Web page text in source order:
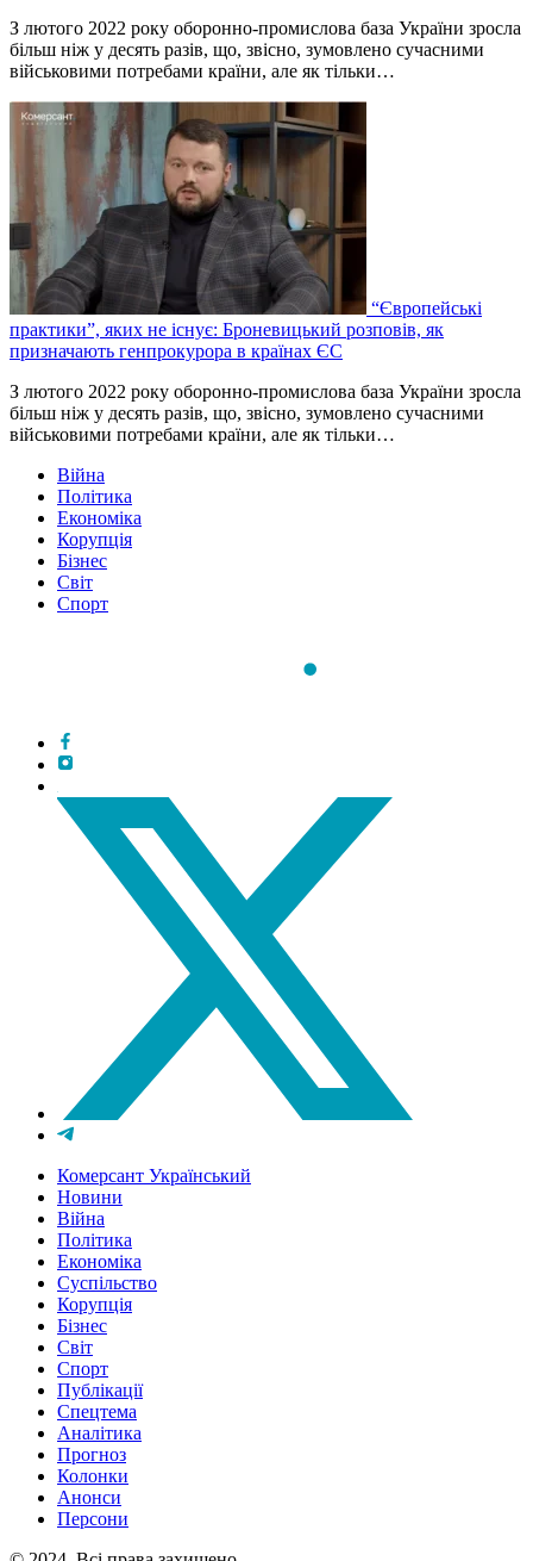
З лютого 2022 року оборонно-промислова база України зросла
більш ніж у десять разів, що, звісно, зумовлено сучасними
військовими потребами країни, але як тільки…
“Європейські
практики”, яких не існує: Броневицький розповів, як
призначають генпрокурора в країнах ЄС
З лютого 2022 року оборонно-промислова база України зросла
більш ніж у десять разів, що, звісно, зумовлено сучасними
військовими потребами країни, але як тільки…
Війна
Політика
Економіка
Корупція
Бізнес
Світ
Спорт
Комерсант Український
Новини
Війна
Політика
Економіка
Суспільство
Корупція
Бізнес
Світ
Спорт
Публікації
Спецтема
Аналітика
Прогноз
Колонки
Анонси
Персони